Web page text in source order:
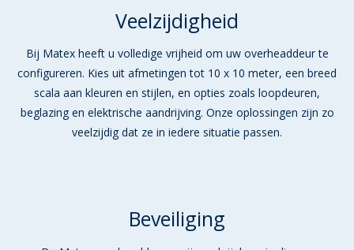
Veelzijdigheid
Bij Matex heeft u volledige vrijheid om uw overheaddeur te
configureren. Kies uit afmetingen tot 10 x 10 meter, een breed
scala aan kleuren en stijlen, en opties zoals loopdeuren,
beglazing en elektrische aandrijving. Onze oplossingen zijn zo
veelzijdig dat ze in iedere situatie passen.
Beveiliging